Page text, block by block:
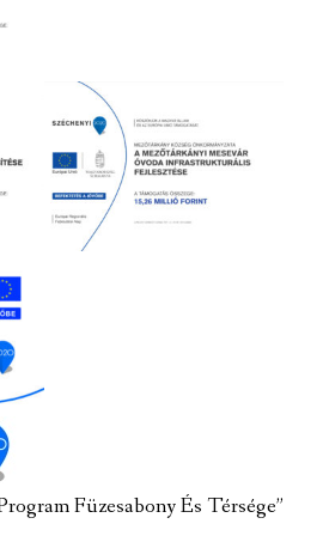
Füzesabony És Térsége”